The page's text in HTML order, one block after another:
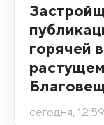
горячей
сегодня, 12:59